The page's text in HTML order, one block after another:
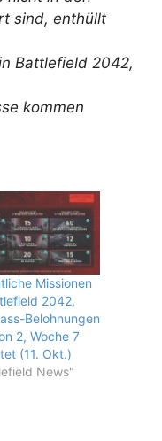
sind, enthüllt
Battlefield 2042,
kommen
Missionen
2042,
Belohnungen
2, Woche 7
(11. Okt.)
News"